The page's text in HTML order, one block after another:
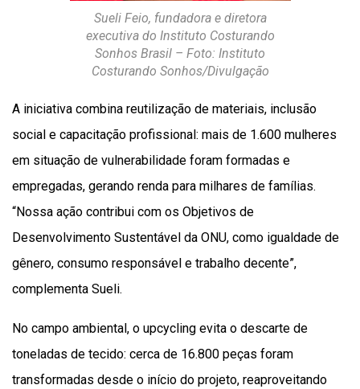
Sueli Feio, fundadora e diretora
executiva do Instituto Costurando
Sonhos Brasil – Foto: Instituto
Costurando Sonhos/Divulgação
A iniciativa combina reutilização de materiais, inclusão
social e capacitação profissional: mais de 1.600 mulheres
em situação de vulnerabilidade foram formadas e
empregadas, gerando renda para milhares de famílias.
“Nossa ação contribui com os Objetivos de
Desenvolvimento Sustentável da ONU, como igualdade de
gênero, consumo responsável e trabalho decente”,
complementa Sueli.
No campo ambiental, o upcycling evita o descarte de
toneladas de tecido: cerca de 16.800 peças foram
transformadas desde o início do projeto, reaproveitando